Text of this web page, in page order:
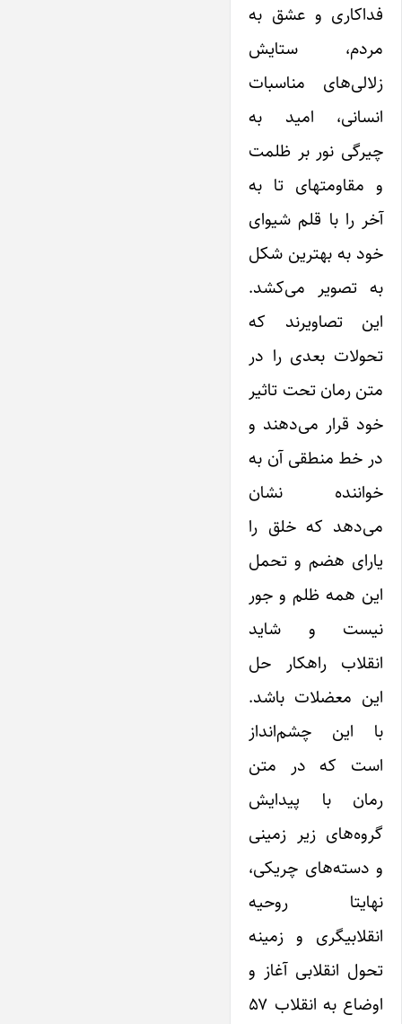
فداکاری و عشق به
مردم، ستایش
زلالی‌های مناسبات
انسانی، امید به
چیرگی نور بر ظلمت
و مقاومتهای تا به
آخر را با قلم شیوای
خود به بهترین شکل
به تصویر می‌کشد.
این تصاویرند که
تحولات بعدی را در
متن رمان تحت تاثیر
خود قرار می‌دهند و
در خط منطقی آن به
خواننده نشان
می‌دهد که خلق را
یارای هضم و تحمل
این همه ظلم و جور
نیست و شاید
انقلاب راهکار حل
این معضلات باشد.
با این چشم‌انداز
است که در متن
رمان با پیدایش
گروه‌های زیر زمینی
و دسته‌های چریکی،
نهایتا روحیه
انقلابیگری و زمینه
تحول انقلابی آغاز و
اوضاع به انقلاب ۵۷